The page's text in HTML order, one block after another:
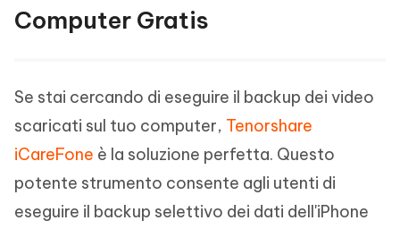
Computer Gratis
Se stai cercando di eseguire il backup dei video
scaricati sul tuo computer, Tenorshare
iCareFone è la soluzione perfetta. Questo
potente strumento consente agli utenti di
eseguire il backup selettivo dei dati dell'iPhone